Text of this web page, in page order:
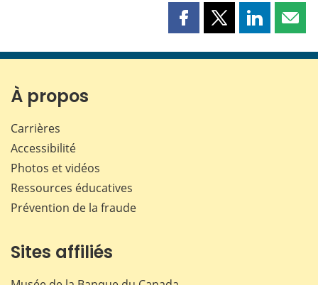
Partager
page
Partager
page
Partager
page page
À propos
Carrières
Accessibilité
Photos et vidéos
Ressources éducatives
Prévention de la fraude
Sites affiliés